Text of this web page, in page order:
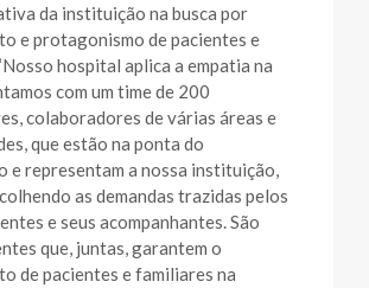
da instituição na busca por
e protagonismo de pacientes e
hospital aplica a empatia na
com um time de 200
colaboradores de várias áreas e
que estão na ponta do
e representam a nossa instituição,
as demandas trazidas pelos
e seus acompanhantes. São
que, juntas, garantem o
de pacientes e familiares na